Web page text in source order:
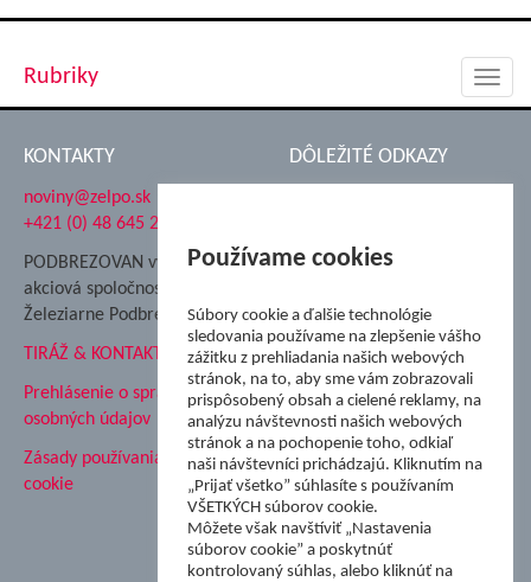
Rubriky
KONTAKTY
noviny@zelpo.sk
+421 (0) 48 645 2711
PODBREZOVAN vydáva
akciová spoločnosť
Železiarne Podbrezová
TIRÁŽ & KONTAKT
Prehlásenie o spracovaní
osobných údajov
Zásady používania súborov
cookie
DÔLEŽITÉ ODKAZY
Nadácia Železiarne
ŽP Informatika s.r.o.
ŠK Železiarne Podbrezová
Tále a.s.
Používame cookies
Súbory cookie a ďalšie technológie
sledovania používame na zlepšenie vášho
zážitku z prehliadania našich webových
stránok, na to, aby sme vám zobrazovali
prispôsobený obsah a cielené reklamy, na
analýzu návštevnosti našich webových
stránok a na pochopenie toho, odkiaľ
naši návštevníci prichádzajú. Kliknutím na
„Prijať všetko” súhlasíte s používaním
VŠETKÝCH súborov cookie.
Môžete však navštíviť „Nastavenia
súborov cookie” a poskytnúť
kontrolovaný súhlas, alebo kliknúť na